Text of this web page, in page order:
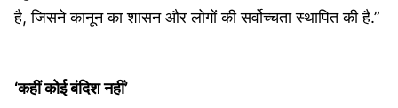
है, जिसने कानून का शासन और लोगों की सर्वोच्चता स्थापित की है.”
‘कहीं कोई बंदिश नहीं’